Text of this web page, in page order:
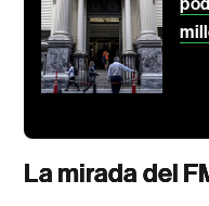
La mirada del